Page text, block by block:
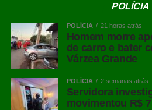
POLÍCIA
POLÍCIA 21 horas atrás
Homem morre
de carro e bater
Várzea Grande
POLÍCIA 2 semanas atrás
Servidora
movimentou R$